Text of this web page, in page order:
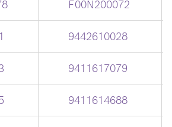
F00N200072
9442610028
9411617079
9411614688